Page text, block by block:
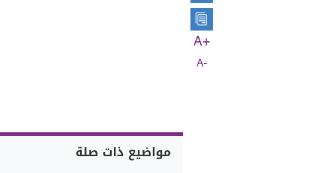
A+
A-
مواضيع ذات صلة